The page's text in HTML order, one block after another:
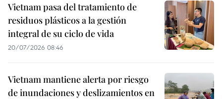
Vietnam pasa del tratamiento de
residuos plásticos a la gestión
integral de su ciclo de vida
20/07/2026 08:46
Vietnam mantiene alerta por riesgo
de inundaciones y deslizamientos en